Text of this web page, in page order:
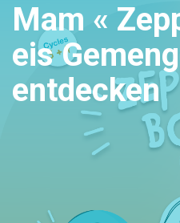
Mam «
eis
entdecken